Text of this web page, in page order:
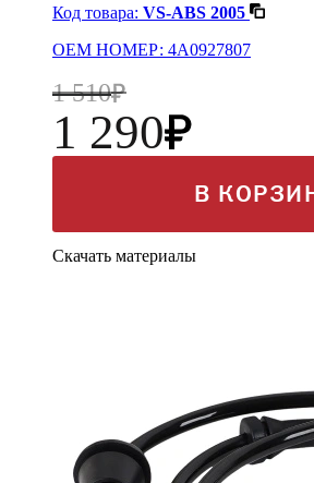
Код товара: VS-ABS 2005
OEM НОМЕР: 4A0927807
1 510
1 290
В
Скачать материалы